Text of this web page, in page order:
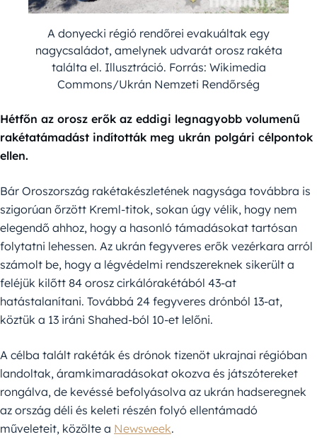
A donyecki régió rendőrei evakuáltak egy
nagycsaládot, amelynek udvarát orosz rakéta
találta el. Illusztráció. Forrás: Wikimedia
Commons/Ukrán Nemzeti Rendőrség
Hétfőn az orosz erők az eddigi legnagyobb volumenű
rakétatámadást indították meg ukrán polgári célpontok
ellen.
Bár Oroszország rakétakészletének nagysága továbbra is
szigorúan őrzött Kreml-titok, sokan úgy vélik, hogy nem
elegendő ahhoz, hogy a hasonló támadásokat tartósan
folytatni lehessen. Az ukrán fegyveres erők vezérkara arról
számolt be, hogy a légvédelmi rendszereknek sikerült a
feléjük kilőtt 84 orosz cirkálórakétából 43-at
hatástalanítani. Továbbá 24 fegyveres drónból 13-at,
köztük a 13 iráni Shahed-ból 10-et lelőni.
A célba talált rakéták és drónok tizenöt ukrajnai régióban
landoltak, áramkimaradásokat okozva és játszótereket
rongálva, de kevéssé befolyásolva az ukrán hadseregnek
az ország déli és keleti részén folyó ellentámadó
műveleteit, közölte a Newsweek.